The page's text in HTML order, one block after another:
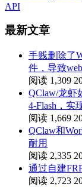
API
最新文章
手贱删除了
件，导致
阅读 1,309
QClaw/龙虾
4-Flash，实
阅读 1,669
QClaw和
耐用
阅读 2,335
通过自建
阅读 2,723